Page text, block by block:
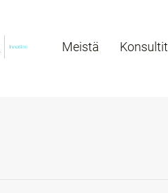
Meistä Konsultit